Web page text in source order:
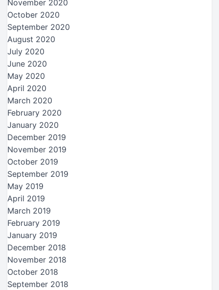
November 2020
October 2020
September 2020
August 2020
July 2020
June 2020
May 2020
April 2020
March 2020
February 2020
January 2020
December 2019
November 2019
October 2019
September 2019
May 2019
April 2019
March 2019
February 2019
January 2019
December 2018
November 2018
October 2018
September 2018